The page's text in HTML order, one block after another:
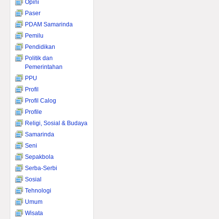
Opini
Paser
PDAM Samarinda
Pemilu
Pendidikan
Politik dan
Pemerintahan
PPU
Profil
Profil Calog
Profile
Religi, Sosial & Budaya
Samarinda
Seni
Sepakbola
Serba-Serbi
Sosial
Tehnologi
Umum
Wisata